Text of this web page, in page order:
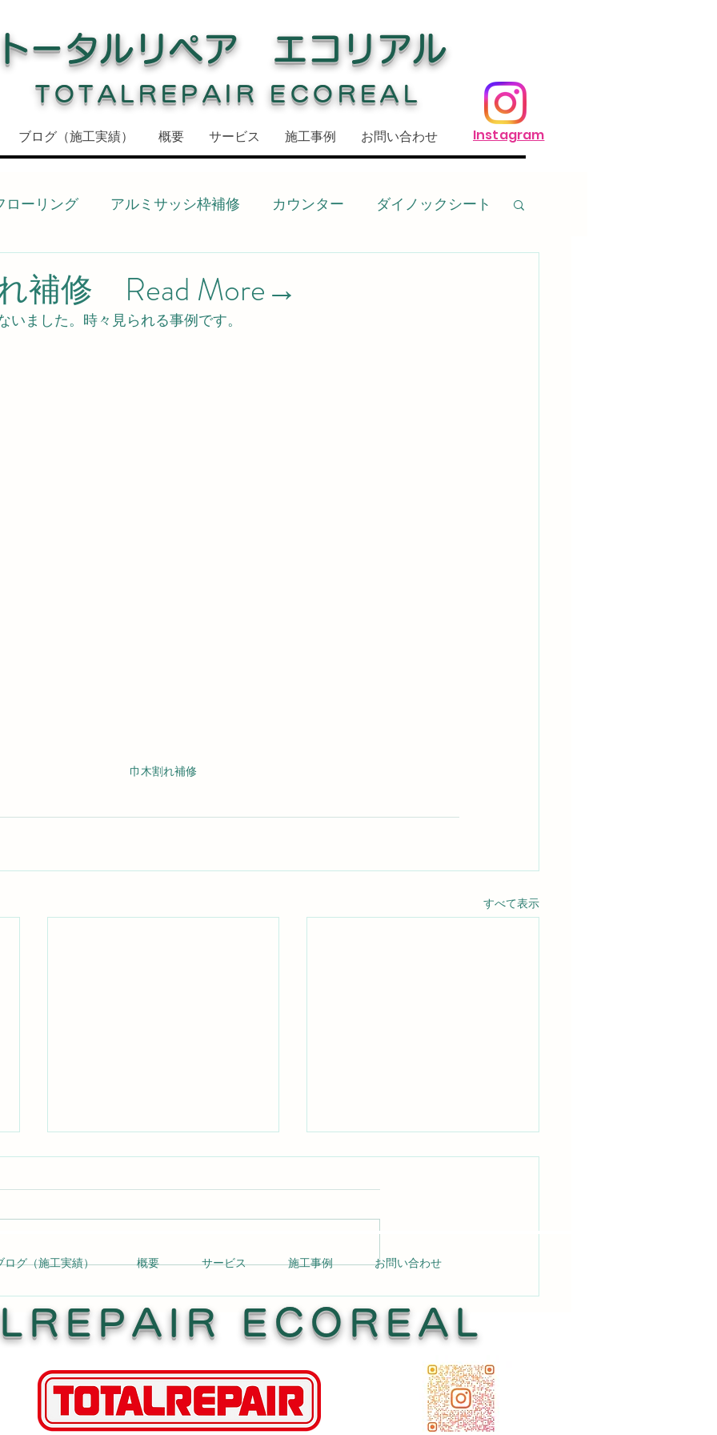
ータルリペア エコリアル
TOTALREPAIR ECOREAL
ブログ（施工実績） 概要 サービス 施工事例 お問い合わせ Instagram
ローリング アルミサッシ枠補修 カウンター ダイノックシート
化粧シート 敷居 キッチン
補修 Read More→
いました。時々見られる事例です。
巾木割れ補修
すべて表示
ドア縁のはがれ補修 Read
More →
店舗の壁はがれ補修 Read
More →
ログ（施工実績） 概要 サービス 施工事例 お問い合わせ
ECOREAL